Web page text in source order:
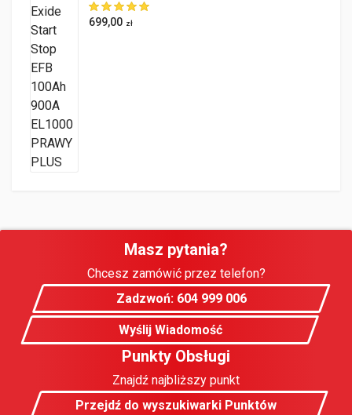
699,00 zł
Masz pytania?
Chcesz zamówić przez telefon?
Zadzwoń: 604 999 006
Wyślij Wiadomość
Punkty Obsługi
Znajdź najbliższy punkt
Przejdź do wyszukiwarki Punktów